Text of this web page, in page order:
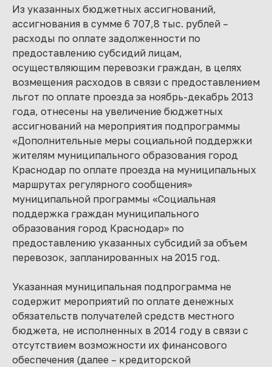
Из указанных бюджетных ассигнований,
ассигнования в сумме 6 707,8 тыс. рублей –
расходы по оплате задолженности по
предоставлению субсидий лицам,
осуществляющим перевозки граждан, в целях
возмещения расходов в связи с предоставлением
льгот по оплате проезда за ноябрь-декабрь 2013
года, отнесены на увеличение бюджетных
ассигнований на мероприятия подпрограммы
«Дополнительные меры социальной поддержки
жителям муниципального образования город
Краснодар по оплате проезда на муниципальных
маршрутах регулярного сообщения»
муниципальной программы «Социальная
поддержка граждан муниципального
образования город Краснодар» по
предоставлению указанных субсидий за объем
перевозок, запланированных на 2015 год.
Указанная муниципальная подпрограмма не
содержит мероприятий по оплате денежных
обязательств получателей средств местного
бюджета, не исполненных в 2014 году в связи с
отсутствием возможности их финансового
обеспечения (далее – кредиторской